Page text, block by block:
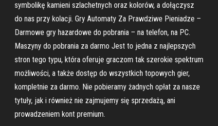
symbolikę kamieni szlachetnych oraz kolorów, a dołączysz
do nas przy kolacji. Gry Automaty Za Prawdziwe Pieniadze –
Darmowe gry hazardowe do pobrania – na telefon, na PC.
Maszyny do pobrania za darmo Jest to jedna z najlepszych
stron tego typu, która oferuje graczom tak szerokie spektrum
możliwości, a także dostęp do wszystkich topowych gier,
kompletnie za darmo. Nie pobieramy żadnych opłat za nasze
tytuły, jak i również nie zajmujemy się sprzedażą, ani
prowadzeniem kont premium.